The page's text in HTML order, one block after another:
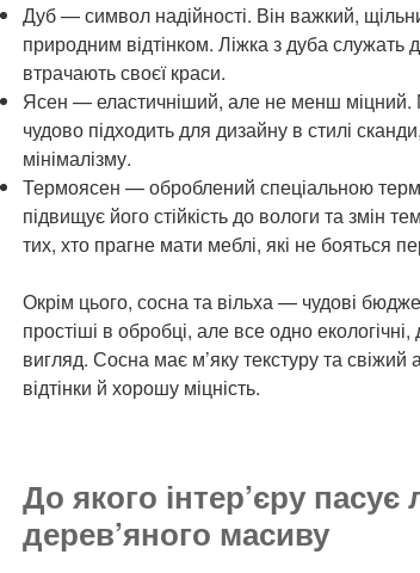
Дуб — символ надійності. Він важкий,
природним відтінком. Ліжка з дуба служать
втрачають своєї краси.
Ясен — еластичніший, але не менш міцний.
чудово підходить для дизайну в стилі
мінімалізму.
Термоясен — оброблений спеціальною
підвищує його стійкість до вологи та змін
тих, хто прагне мати меблі, які не бояться
Окрім цього, сосна та вільха — чудові
простіші в обробці, але все одно екологічні,
вигляд. Сосна має м’яку текстуру та свіжий
відтінки й хорошу міцність.
До якого інтер’єру пасує
дерев’яного масиву